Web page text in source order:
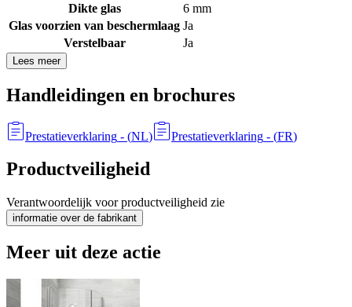
Dikte glas
6 mm
Glas voorzien van beschermlaag Ja
Verstelbaar
Ja
Lees meer
Handleidingen en brochures
Prestatieverklaring - (NL) Prestatieverklaring - (FR)
Productveiligheid
Verantwoordelijk voor productveiligheid zie
informatie over de fabrikant
Meer uit deze actie